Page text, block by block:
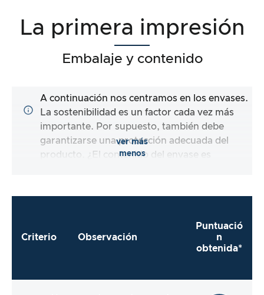
La primera impresión
Embalaje y contenido
A continuación nos centramos en los envases.
La sostenibilidad es un factor cada vez más
importante. Por supuesto, también debe
garantizarse una protección adecuada del
producto. ¿El contenido del envase es
ver más
menos
Criterio Observación
Puntuació
n
obtenida*